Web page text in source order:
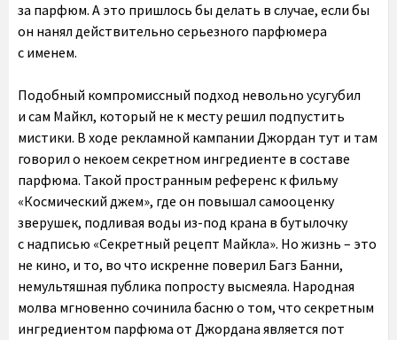
за парфюм. А это пришлось бы делать в случае, если бы
он нанял действительно серьезного парфюмера
с именем.
Подобный компромиссный подход невольно усугубил
и сам Майкл, который не к месту решил подпустить
мистики. В ходе рекламной кампании Джордан тут и там
говорил о некоем секретном ингредиенте в составе
парфюма. Такой пространным референс к фильму
«Космический джем», где он повышал самооценку
зверушек, подливая воды из-под крана в бутылочку
с надписью «Секретный рецепт Майкла». Но жизнь – это
не кино, и то, во что искренне поверил Багз Банни,
немультяшная публика попросту высмеяла. Народная
молва мгновенно сочинила басню о том, что секретным
ингредиентом парфюма от Джордана является пот